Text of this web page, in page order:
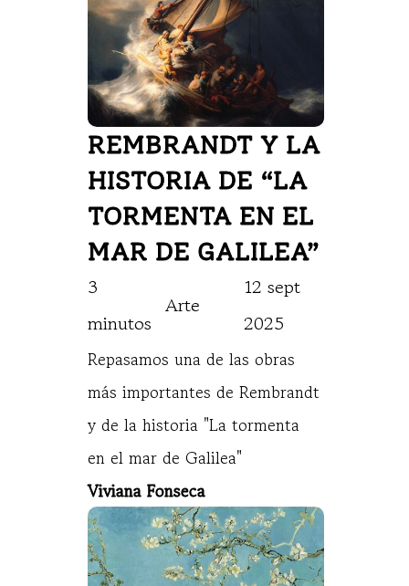
REMBRANDT Y LA
HISTORIA DE “LA
TORMENTA EN EL
3
minutos
Arte
12 sept
2025
Repasamos una de las obras
más importantes de Rembrandt
y de la historia "La tormenta
en el mar de Galilea"
Viviana Fonseca